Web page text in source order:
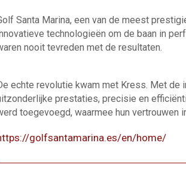
Santa Marina, een van de meest
technologieën om de baan in
nooit tevreden met de resultaten.
echte revolutie kwam met Kress. Met de
prestaties, precisie en
toegevoegd, waarmee hun vertrouwen
golfsantamarina.es/en/home/